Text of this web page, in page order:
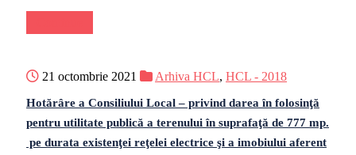
21 octombrie 2021 Arhiva HCL, HCL - 2018
Hotărâre a Consiliului Local – privind darea în folosinţă
pentru utilitate publică a terenului în suprafaţă de 777 mp.
pe durata existenţei reţelei electrice şi a imobiului aferent